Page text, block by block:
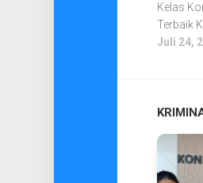
Kelas
Terbaik
Juli 24,